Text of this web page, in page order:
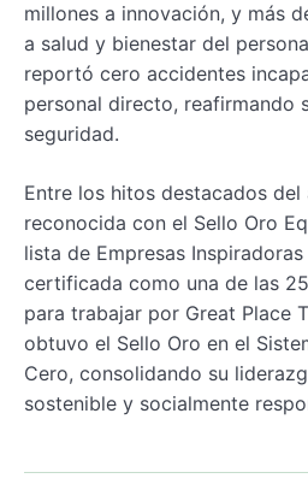
millones a innovación, y más
a salud y bienestar del
reportó cero accidentes
personal directo, reafirmando
seguridad.
Entre los hitos destacados
reconocida con el Sello Oro
lista de Empresas
certificada como una de las
para trabajar por Great Place
obtuvo el Sello Oro en el
Cero, consolidando su
sostenible y socialmente